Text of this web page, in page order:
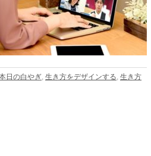
日の白やぎ, 生き方をデザインする, 生き方